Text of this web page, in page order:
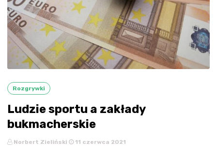
Rozgrywki
Ludzie sportu a zakłady
bukmacherskie
Norbert Zieliński 11 czerwca 2021